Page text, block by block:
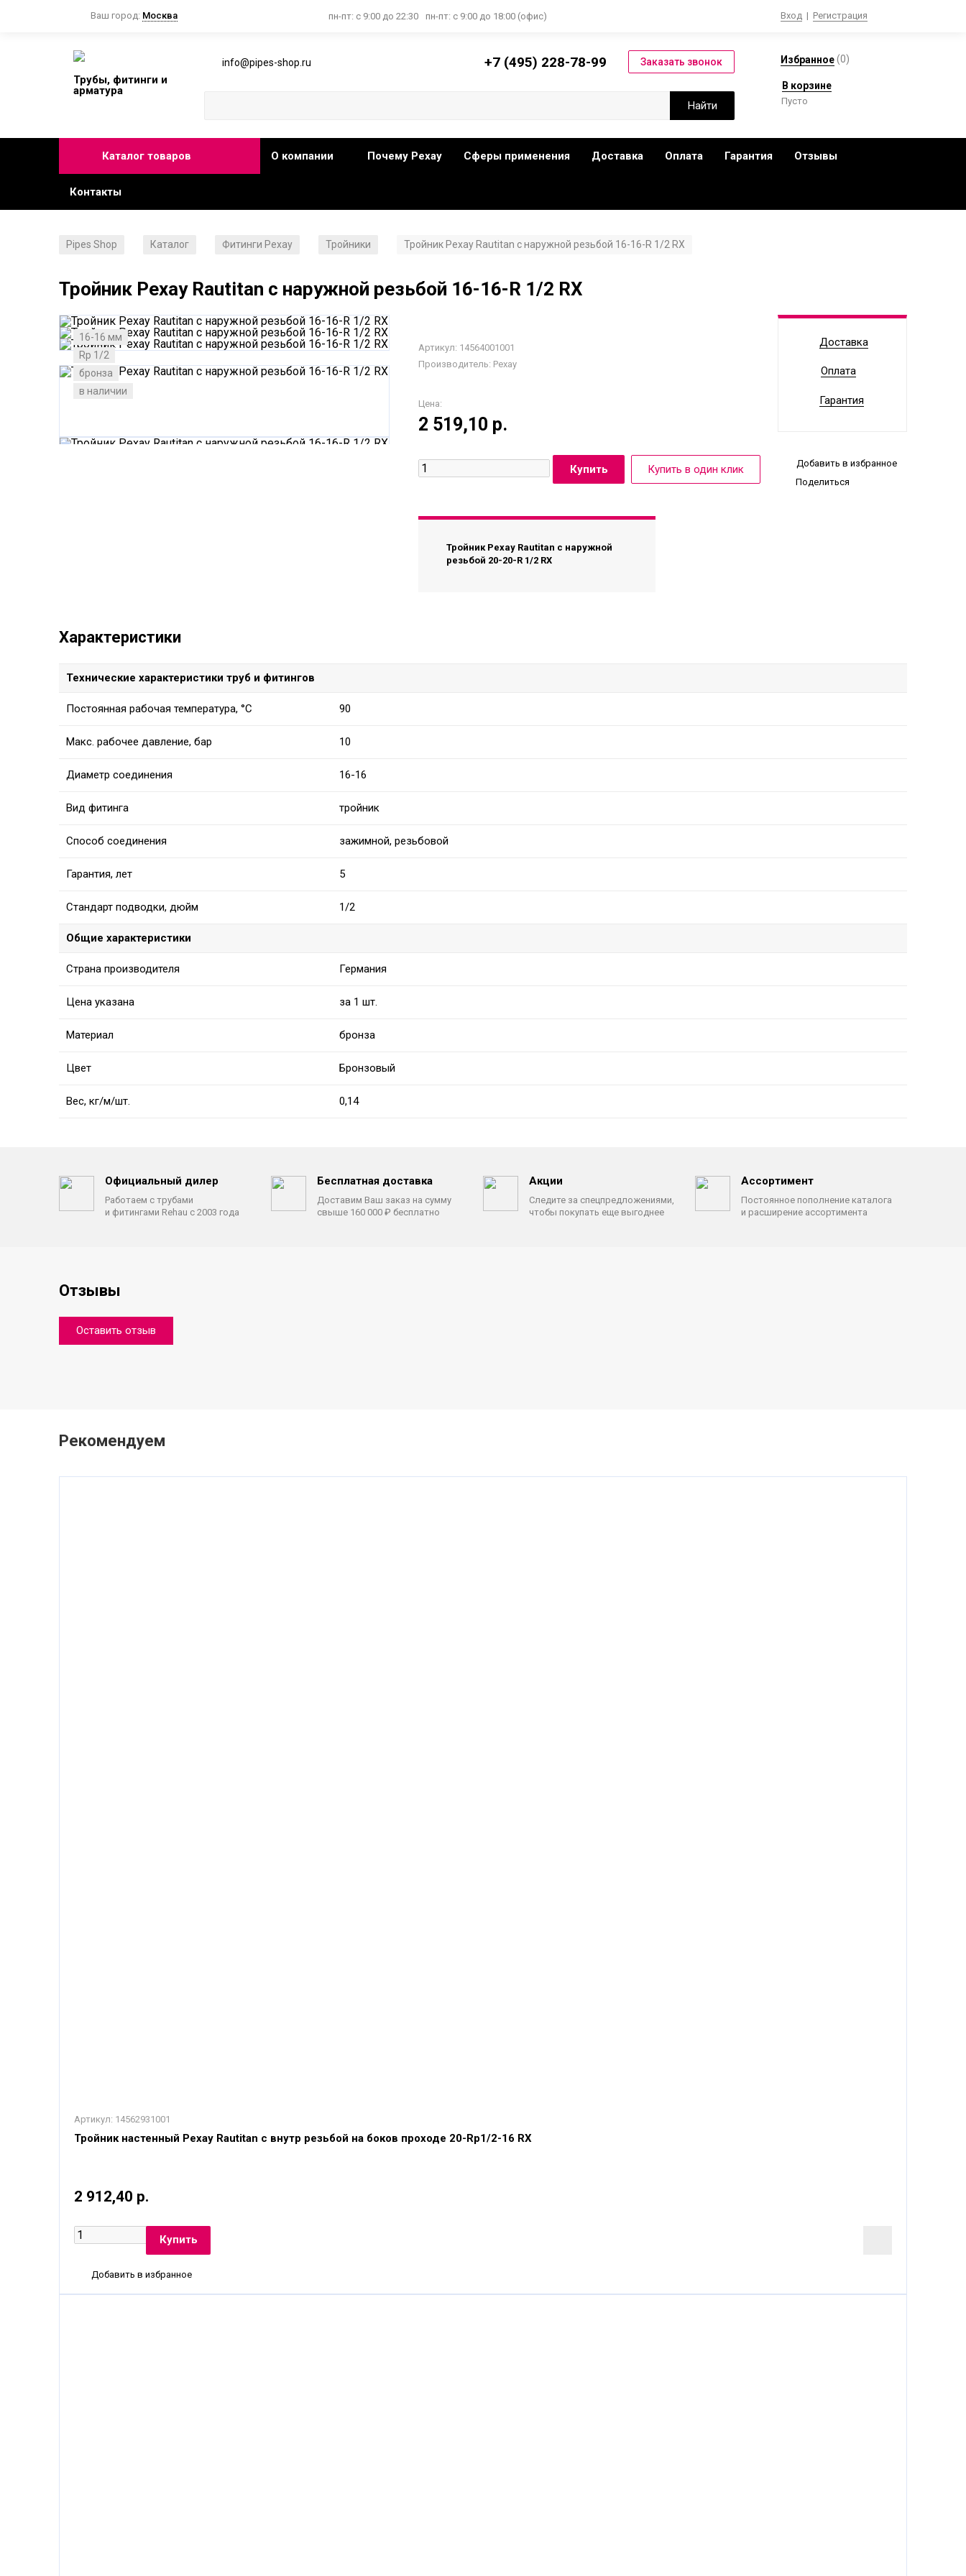
Ваш город: Москва пн-пт: с 9:00 до 22:30 пн-пт: с 9:00 до 18:00 (офис) Вход | Регистрация
Трубы, фитинги и
арматура
info@pipes-shop.ru +7 (495) 228-78-99 Избранное(0)
В корзине
Пусто
Каталог товаров О компании Почему Рехау Сферы применения Доставка Оплата Гарантия Отзывы
Контакты
Pipes Shop Каталог Фитинги Рехау Тройники Тройник Рехау Rautitan с наружной резьбой 16-16-R 1/2 RX
Тройник Рехау Rautitan с наружной резьбой 16-16-R 1/2 RX
16-16 мм
Rp 1/2
бронза
в наличии
Артикул: 14564001001
Производитель: Рехау
Цена:
2 519,10 р.
Доставка
Оплата
Гарантия
Добавить в избранное
Поделиться
Тройник Рехау Rautitan с наружной
резьбой 20-20-R 1/2 RX
Характеристики
Технические характеристики труб и фитингов
Постоянная рабочая температура, °C 90
Макс. рабочее давление, бар 10
Диаметр соединения 16-16
Вид фитинга тройник
Способ соединения зажимной, резьбовой
Гарантия, лет 5
Стандарт подводки, дюйм 1/2
Общие характеристики
Страна производителя Германия
Цена указана за 1 шт.
Материал бронза
Цвет Бронзовый
Вес, кг/м/шт. 0,14
Официальный дилер
Работаем с трубами
и фитингами Rehau с 2003 года
Бесплатная доставка
Доставим Ваш заказ на сумму
свыше 160 000 ₽ бесплатно
Акции
Следите за спецпредложениями,
чтобы покупать еще выгоднее
Ассортимент
Постоянное пополнение каталога
и расширение ассортимента
Отзывы
Оставить отзыв
Рекомендуем
Артикул: 14562931001
Тройник настенный Рехау Rautitan с внутр резьбой на боков проходе 20-Rp1/2-16 RX
2 912,40 р.
Добавить в избранное